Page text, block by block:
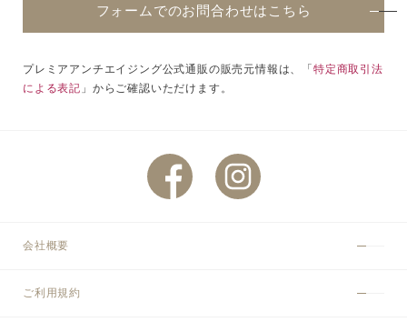
フォームでのお問合わせはこちら
プレミアアンチエイジング公式通販の販売元情報は、「特定商取引法
による表記 」からご確認いただけます。
会社概要
ご利用規約